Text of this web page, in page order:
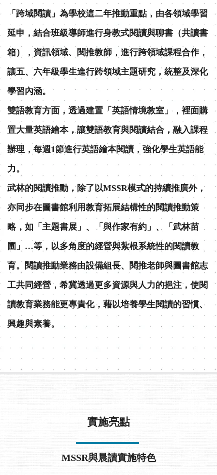
「跨域閱讀」為學校這二年推動重點，由各領域學習
延申，結合班級導師進行身教式閱讀與聊書（共讀書
箱），資訊領域、閱推教師，進行跨領域課程合作，
讓五、六年級學生進行跨領域主題研究，統整及深化
學習內涵。
雙語教育方面，透過建置「英語情境教室」，裡面購
置大量英語繪本，讓雙語教育與閱讀結合，融入課程
辦理，每週1節進行英語繪本閱讀，強化學生英語能
力。
武林的閱讀推動，除了以MSSR模式的持續推廣外，
亦同步在圖書館利用教育拓展結構性的閱讀推動策
略，如「主題書展」、「與作家有約」、「武林苗
圃」…等，以多角度的經營與紮根系統性的閱讀教
育。閱讀推動業務由設備組長、閱推老師與圖書館志
工共同經營，希冀透過更多資源與人力的挹注，使閱
讀教育業務能更專責化，藉以培養學生閱讀的習慣、
興趣與素養。
實施亮點
MSSR與晨讀實施特色